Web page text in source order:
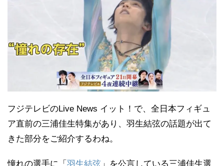
フジテレビのLive News イット！で、全日本フィギュ
ア直前の三浦佳生特集があり、羽生結弦の話題が出て
きた部分をご紹介するわね。
憧れの選手に「 羽生結弦 」を公言している三浦佳生選